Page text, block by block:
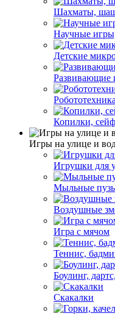
Шахматы,
Научные
Детские
Развивающие
Копилки,
Игры на улице и
Игрушки для
Мыльные
Воздушные
Игра с мячом
Теннис,
Боулинг,
Скакалки